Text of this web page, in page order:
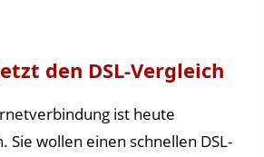
den DSL-Vergleich
ist heute
Sie wollen einen schnellen DSL-